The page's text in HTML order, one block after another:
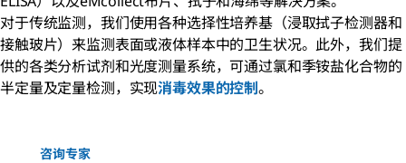
对于传统监测，我们使用各种选择性培养基（浸取拭子检测器和
接触玻片）来监测表面或液体样本中的卫生状况。此外，我们提
供的各类分析试剂和光度测量系统，可通过氯和季铵盐化合物的
半定量及定量检测，实现消毒效果的控制。
咨询专家